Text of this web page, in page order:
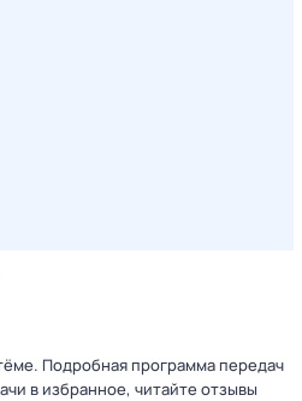
Подробная программа передач
в избранное, читайте отзывы